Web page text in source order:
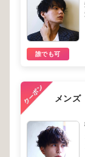
誰でも可
メン